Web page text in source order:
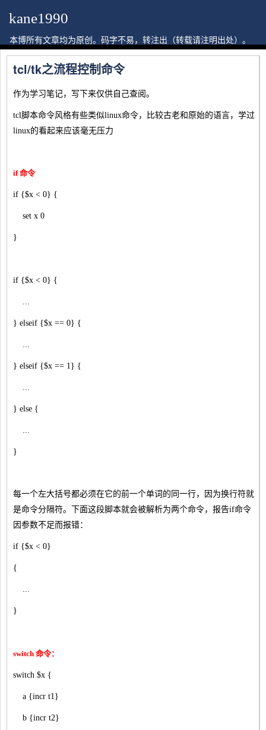
kane1990
本博所有文章均为原创。码字不易，转注出（转载请注明出处）。
tcl/tk之流程控制命令
作为学习笔记，写下来仅供自己查阅。
tcl脚本命令风格有些类似linux命令，比较古老和原始的语言，学过
linux的看起来应该毫无压力
if 命令
if {$x < 0} {
set x 0
}
if {$x < 0} {
...
} elseif {$x == 0} {
...
} elseif {$x == 1} {
...
} else {
...
}
每一个左大括号都必须在它的前一个单词的同一行，因为换行符就
是命令分隔符。下面这段脚本就会被解析为两个命令，报告if命令
因参数不足而报错：
if {$x < 0}
{
...
}
switch 命令：
switch $x {
a {incr t1}
b {incr t2}